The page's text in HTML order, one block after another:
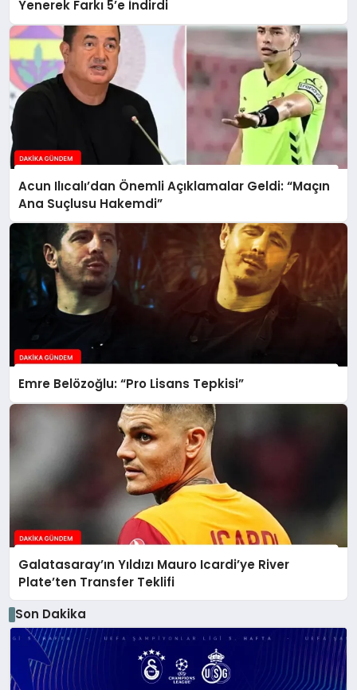
Yenerek Farkı 5’e İndirdi
Acun Ilıcalı’dan Önemli Açıklamalar Geldi: “Maçın
Ana Suçlusu Hakemdi”
Emre Belözoğlu: “Pro Lisans Tepkisi”
Galatasaray’ın Yıldızı Mauro Icardi’ye River
Plate’ten Transfer Teklifi
Son Dakika